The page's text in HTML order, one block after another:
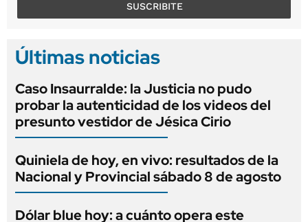
SUSCRIBITE
Últimas noticias
Caso Insaurralde: la Justicia no pudo
probar la autenticidad de los videos del
presunto vestidor de Jésica Cirio
Quiniela de hoy, en vivo: resultados de la
Nacional y Provincial sábado 8 de agosto
Dólar blue hoy: a cuánto opera este